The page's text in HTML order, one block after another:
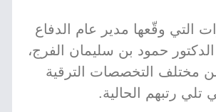
التي وقّعها مدير عام الدفاع
الدكتور حمود بن سليمان الفرج،
من مختلف التخصصات الترقية
تلي رتبهم الحالية.